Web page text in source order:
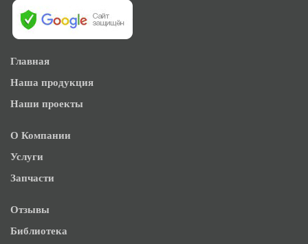
Главная
Наша продукция
Наши проекты
О Компании
Услуги
Запчасти
Отзывы
Библиотека